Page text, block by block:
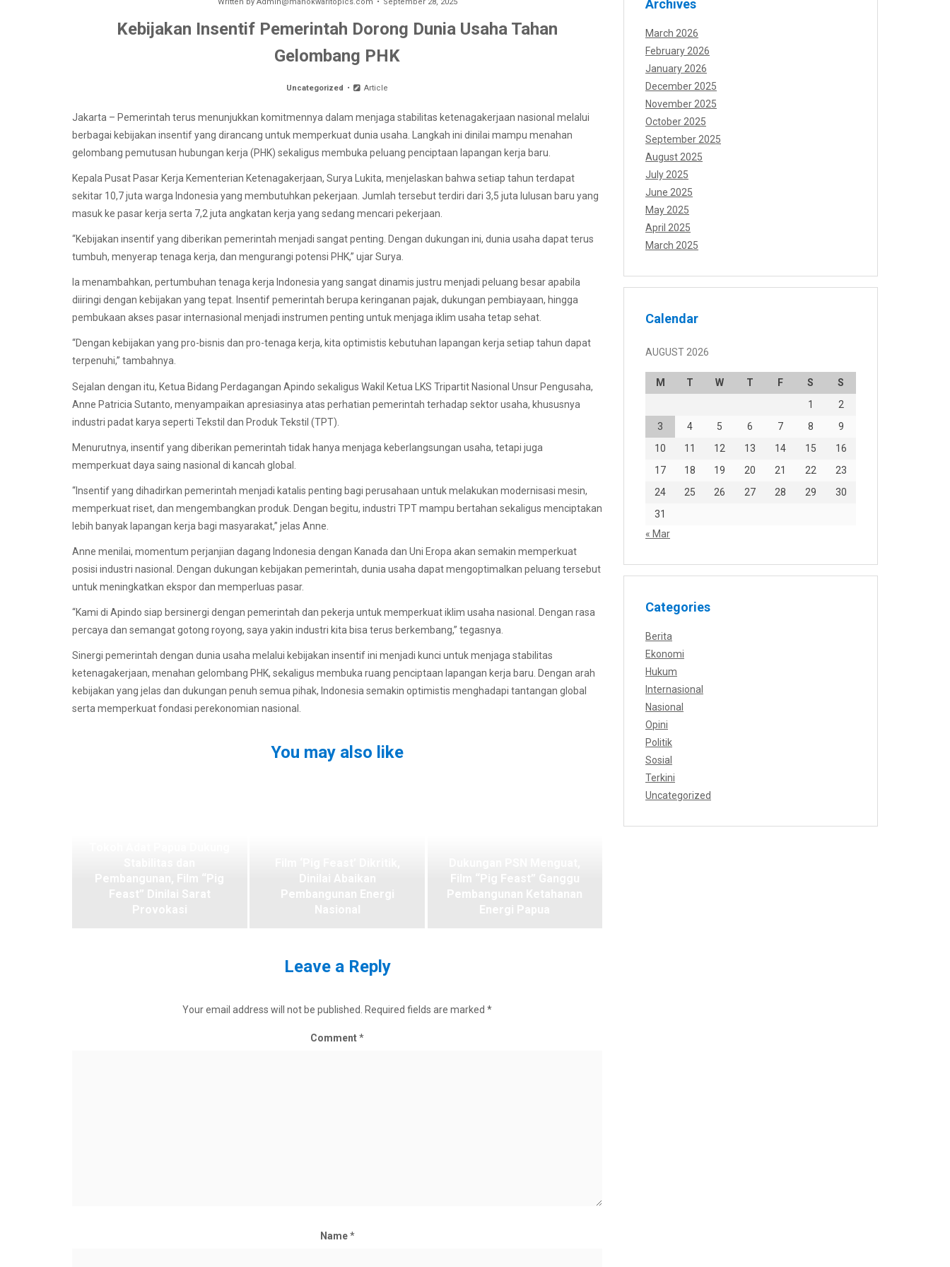
Kebijakan Insentif Pemerintah Dorong Dunia Usaha Tahan
Gelombang PHK
Uncategorized Article
Jakarta – Pemerintah terus menunjukkan komitmennya dalam menjaga stabilitas ketenagakerjaan nasional melalui
berbagai kebijakan insentif yang dirancang untuk memperkuat dunia usaha. Langkah ini dinilai mampu menahan
gelombang pemutusan hubungan kerja (PHK) sekaligus membuka peluang penciptaan lapangan kerja baru.
Kepala Pusat Pasar Kerja Kementerian Ketenagakerjaan, Surya Lukita, menjelaskan bahwa setiap tahun terdapat
sekitar 10,7 juta warga Indonesia yang membutuhkan pekerjaan. Jumlah tersebut terdiri dari 3,5 juta lulusan baru yang
masuk ke pasar kerja serta 7,2 juta angkatan kerja yang sedang mencari pekerjaan.
“Kebijakan insentif yang diberikan pemerintah menjadi sangat penting. Dengan dukungan ini, dunia usaha dapat terus
tumbuh, menyerap tenaga kerja, dan mengurangi potensi PHK,” ujar Surya.
Ia menambahkan, pertumbuhan tenaga kerja Indonesia yang sangat dinamis justru menjadi peluang besar apabila
diiringi dengan kebijakan yang tepat. Insentif pemerintah berupa keringanan pajak, dukungan pembiayaan, hingga
pembukaan akses pasar internasional menjadi instrumen penting untuk menjaga iklim usaha tetap sehat.
“Dengan kebijakan yang pro-bisnis dan pro-tenaga kerja, kita optimistis kebutuhan lapangan kerja setiap tahun dapat
terpenuhi,” tambahnya.
Sejalan dengan itu, Ketua Bidang Perdagangan Apindo sekaligus Wakil Ketua LKS Tripartit Nasional Unsur Pengusaha,
Anne Patricia Sutanto, menyampaikan apresiasinya atas perhatian pemerintah terhadap sektor usaha, khususnya
industri padat karya seperti Tekstil dan Produk Tekstil (TPT).
Menurutnya, insentif yang diberikan pemerintah tidak hanya menjaga keberlangsungan usaha, tetapi juga
memperkuat daya saing nasional di kancah global.
“Insentif yang dihadirkan pemerintah menjadi katalis penting bagi perusahaan untuk melakukan modernisasi mesin,
memperkuat riset, dan mengembangkan produk. Dengan begitu, industri TPT mampu bertahan sekaligus menciptakan
lebih banyak lapangan kerja bagi masyarakat,” jelas Anne.
Anne menilai, momentum perjanjian dagang Indonesia dengan Kanada dan Uni Eropa akan semakin memperkuat
posisi industri nasional. Dengan dukungan kebijakan pemerintah, dunia usaha dapat mengoptimalkan peluang tersebut
untuk meningkatkan ekspor dan memperluas pasar.
“Kami di Apindo siap bersinergi dengan pemerintah dan pekerja untuk memperkuat iklim usaha nasional. Dengan rasa
percaya dan semangat gotong royong, saya yakin industri kita bisa terus berkembang,” tegasnya.
Sinergi pemerintah dengan dunia usaha melalui kebijakan insentif ini menjadi kunci untuk menjaga stabilitas
ketenagakerjaan, menahan gelombang PHK, sekaligus membuka ruang penciptaan lapangan kerja baru. Dengan arah
kebijakan yang jelas dan dukungan penuh semua pihak, Indonesia semakin optimistis menghadapi tantangan global
serta memperkuat fondasi perekonomian nasional.
You may also like
Leave a Reply
Your email address will not be published. Required fields are marked *
Comment*
Name*
Archives
March 2026
February 2026
January 2026
December 2025
November 2025
October 2025
September 2025
August 2025
July 2025
June 2025
May 2025
April 2025
March 2025
Calendar
AUGUST 2026
M T W T F S
S
1
2
3
4 5 6 7 8
9
10
11 12 13 14 15
16
17
18 19 20 21 22
23
24
25 26 27 28 29
30
31
« Mar
Categories
Berita
Ekonomi
Hukum
Internasional
Nasional
Opini
Politik
Sosial
Terkini
Uncategorized